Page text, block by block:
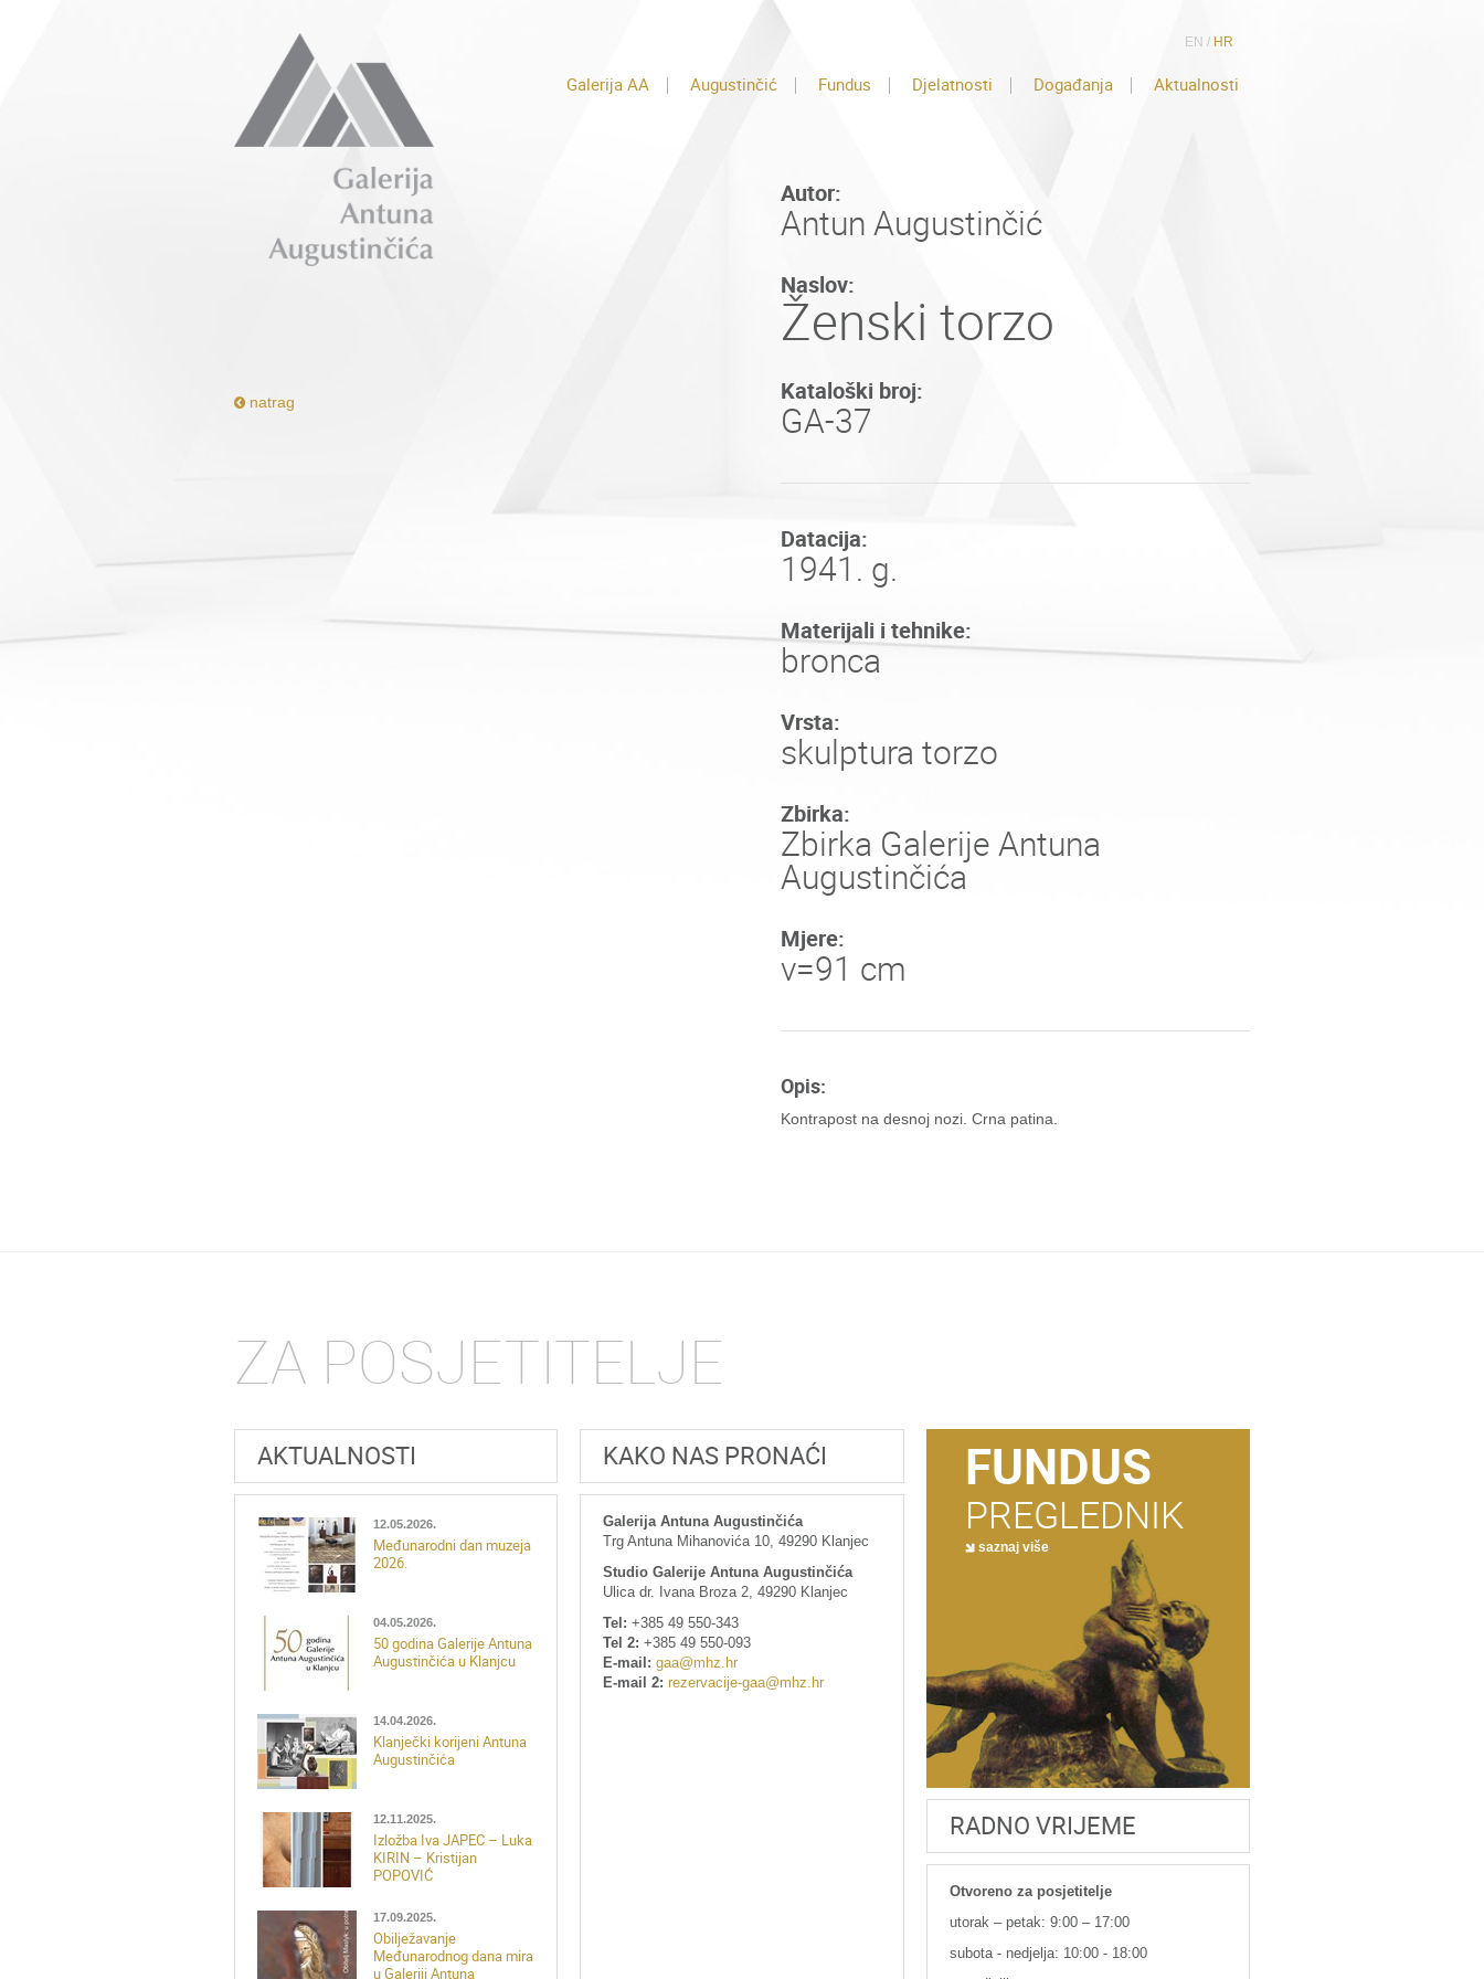
EN / HR
Galerija AA Augustinčić Fundus Djelatnosti Događanja Aktualnosti
natrag
Autor:
Antun Augustinčić
Naslov:
Ženski torzo
Kataloški broj:
GA-37
Datacija:
1941. g.
Materijali i tehnike:
bronca
Vrsta:
skulptura torzo
Zbirka:
Zbirka Galerije Antuna
Augustinčića
Mjere:
v=91 cm
Opis:
Kontrapost na desnoj nozi. Crna patina.
ZA POSJETITELJE
AKTUALNOSTI
12.05.2026.
Međunarodni dan muzeja
2026.
04.05.2026.
50 godina Galerije Antuna
Augustinčića u Klanjcu
14.04.2026.
Klanječki korijeni Antuna
Augustinčića
12.11.2025.
Izložba Iva JAPEC – Luka
KIRIN – Kristijan
POPOVIĆ
17.09.2025.
Obilježavanje
Međunarodnog dana mira
u Galeriji Antuna
KAKO NAS PRONAĆI
Galerija Antuna Augustinčića
Trg Antuna Mihanovića 10, 49290 Klanjec
Studio Galerije Antuna Augustinčića
Ulica dr. Ivana Broza 2, 49290 Klanjec
Tel: +385 49 550-343
Tel 2: +385 49 550-093
E-mail: gaa@mhz.hr
E-mail 2: rezervacije-gaa@mhz.hr
FUNDUS
PREGLEDNIK
saznaj više
RADNO VRIJEME
Otvoreno za posjetitelje
utorak – petak: 9:00 – 17:00
subota - nedjelja: 10:00 - 18:00